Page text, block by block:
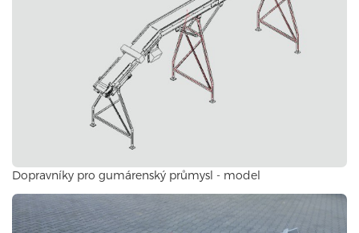
Dopravníky pro gumárenský průmysl - model